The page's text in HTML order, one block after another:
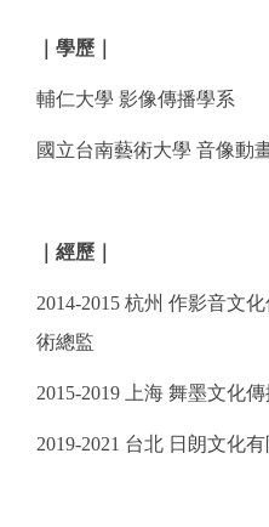
｜學歷｜
輔仁大學 影像傳播學系
國立台南藝術大學 音像動
｜經歷｜
2014-2015 杭州 作影音文
術總監
2015-2019 上海 舞墨文化
2019-2021 台北 日朗文化